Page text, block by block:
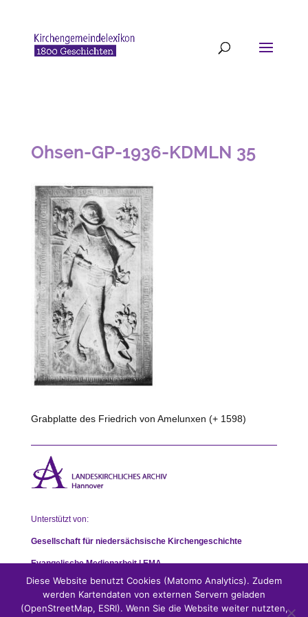
Ohsen-GP-1936-KDMLN 35
Grabplatte des Friedrich von Amelunxen (+ 1598)
Unterstützt von:
Gesellschaft für niedersächsische Kirchengeschichte
Evangelische Medienarbeit | EMA
Diese Website benutzt Cookies (Matomo Analytics). Zudem
werden Kartendaten von externen Servern geladen
(OpenStreetMap, ESRI). Wenn Sie die Website weiter nutzten,